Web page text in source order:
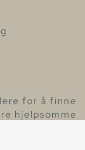
for å finne
hjelpsomme